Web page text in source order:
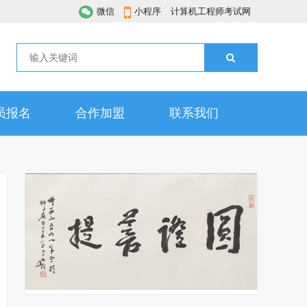
微信 小程序 计算机工程师考试网
报名 合作加盟 联系我们